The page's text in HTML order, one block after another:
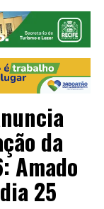
da
Amado
25